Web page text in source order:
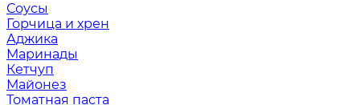
Соусы
Горчица и хрен
Аджика
Маринады
Кетчуп
Майонез
Томатная паста